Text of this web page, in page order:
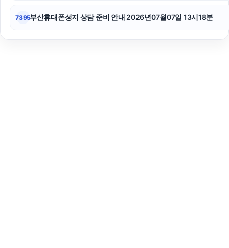
7395부산휴대폰성지 상담 준비 안내 2026년07월07일 13시18분